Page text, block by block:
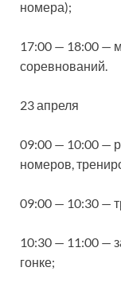
номера);
17:00 — 18:00 —
соревнований.
23 апреля
09:00 — 10:00 —
номеров,
09:00 — 10:30 —
10:30 — 11:00 —
гонке;